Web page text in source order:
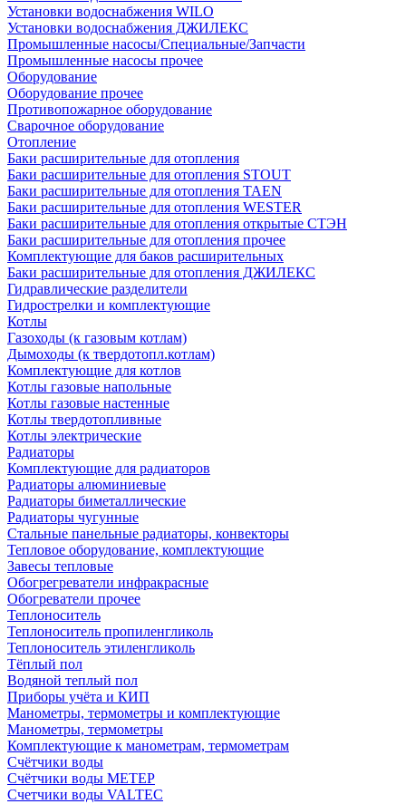
Установки водоснабжения WILO
Установки водоснабжения ДЖИЛЕКС
Промышленные насосы/Специальные/Запчасти
Промышленные насосы прочее
Оборудование
Оборудование прочее
Противопожарное оборудование
Сварочное оборудование
Отопление
Баки расширительные для отопления
Баки расширительные для отопления STOUT
Баки расширительные для отопления TAEN
Баки расширительные для отопления WESTER
Баки расширительные для отопления открытые СТЭН
Баки расширительные для отопления прочее
Комплектующие для баков расширительных
Баки расширительные для отопления ДЖИЛЕКС
Гидравлические разделители
Гидрострелки и комплектующие
Котлы
Газоходы (к газовым котлам)
Дымоходы (к твердотопл.котлам)
Комплектующие для котлов
Котлы газовые напольные
Котлы газовые настенные
Котлы твердотопливные
Котлы электрические
Радиаторы
Комплектующие для радиаторов
Радиаторы алюминиевые
Радиаторы биметаллические
Радиаторы чугунные
Стальные панельные радиаторы, конвекторы
Тепловое оборудование, комплектующие
Завесы тепловые
Обогрегреватели инфракрасные
Обогреватели прочее
Теплоноситель
Теплоноситель пропиленгликоль
Теплоноситель этиленгликоль
Тёплый пол
Водяной теплый пол
Приборы учёта и КИП
Манометры, термометры и комплектующие
Манометры, термометры
Комплектующие к манометрам, термометрам
Счётчики воды
Счётчики воды МЕТЕР
Счетчики воды VALTEC